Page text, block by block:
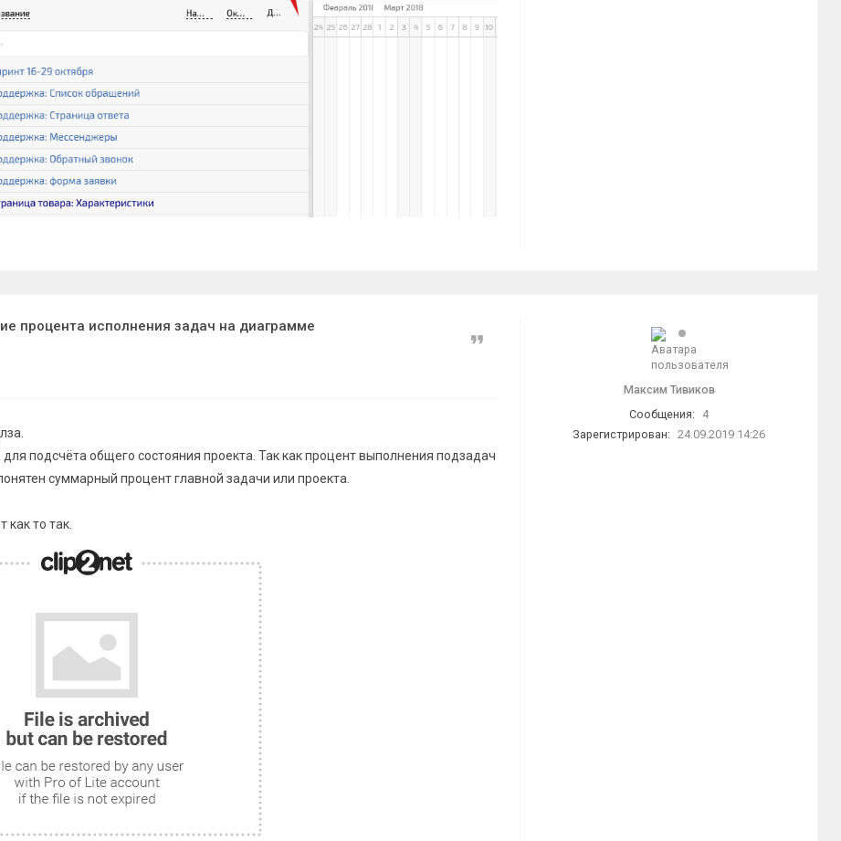
Максим Тивиков
Сообщения:
4
Зарегистрирован: 24.09.2019 14:26
процента исполнения задач на диаграмме
Цитата
подсчёта общего состояния проекта. Так как процент выполнения подзадач
суммарный процент главной задачи или проекта.
то так.